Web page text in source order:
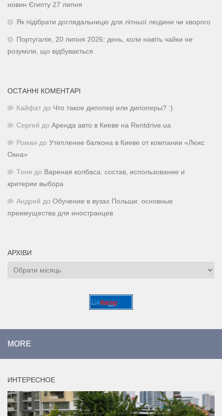
новин Єгипту 27 липня
Як підібрати доглядальницю для літньої людини чи хворого
Португалія, 20 липня 2026: день, коли навіть чайки не
розуміли, що відбувається
ОСТАННІ КОМЕНТАРІ
Кайфат до Что такое дипопер или дипоперы? :)
Сергей до Аренда авто в Киеве на Rentdrive.ua
Роман до Утепление балкона в Киеве от компании «Люкс
Окна»
Тоня до Вареная колбаса: состав, использование и
критерии выбора
Андрей до Обучение в вузах Польши: основные
преимущества для иностранцев
АРХІВИ
Архіви
MORE
ИНТЕРЕСНОЕ